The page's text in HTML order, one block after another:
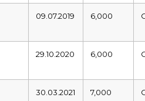
09.07.2019 6,000
29.10.2020 6,000
30.03.2021 7,000